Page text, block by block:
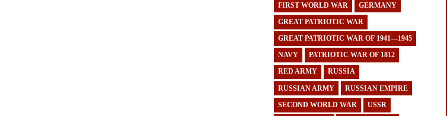
FIRST WORLD WAR GERMANY
GREAT PATRIOTIC WAR
GREAT PATRIOTIC WAR OF 1941—1945
NAVY PATRIOTIC WAR OF 1812
RED ARMY RUSSIA
RUSSIAN ARMY RUSSIAN EMPIRE
SECOND WORLD WAR USSR